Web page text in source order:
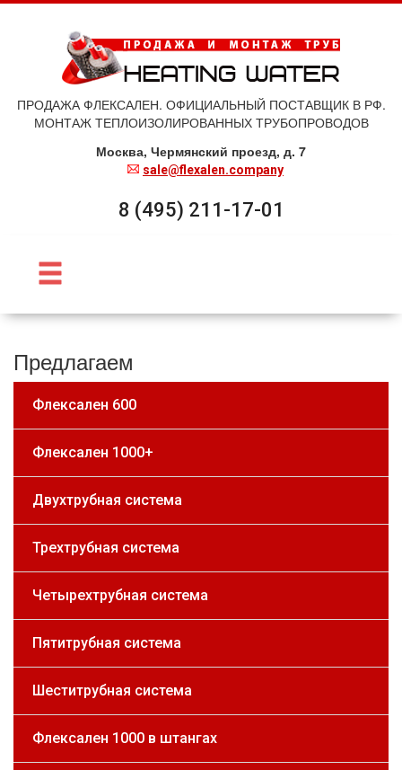
ПРОДАЖА ФЛЕКСАЛЕН. ОФИЦИАЛЬНЫЙ ПОСТАВЩИК В РФ.
МОНТАЖ ТЕПЛОИЗОЛИРОВАННЫХ ТРУБОПРОВОДОВ
Москва, Чермянский проезд, д. 7
sale@flexalen.company
8 (495) 211-17-01
Предлагаем
Флексален 600
Флексален 1000+
Двухтрубная система
Трехтрубная система
Четырехтрубная система
Пятитрубная система
Шеститрубная система
Флексален 1000 в штангах